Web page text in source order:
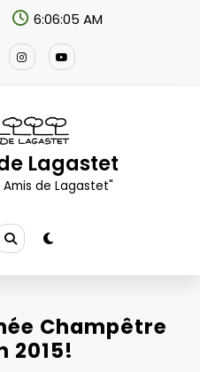
6:06:08 AM
Lagastet
de Lagastet"
Champêtre
2015!